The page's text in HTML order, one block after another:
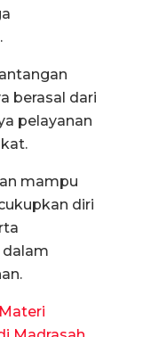
berasal dari
pelayanan
mampu
diri